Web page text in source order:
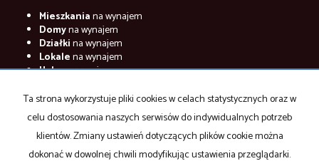
Mieszkaniana wynajem
Domyna wynajem
Działkina wynajem
Lokalena wynajem
Halena wynajem
Mieszkania
na sprzedaż
Domyna sprzedaż
Działkina sprzedaż
Lokalena sprzedaż
Halena sprzedaż
Ta strona wykorzystuje pliki cookies w celach statystycznych oraz w
celu dostosowania naszych serwisów do indywidualnych potrzeb
klientów. Zmiany ustawień dotyczących plików cookie można
dokonać w dowolnej chwili modyfikując ustawienia przeglądarki.